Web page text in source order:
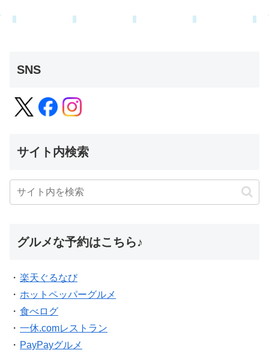
SNS
サイト内検索
グルメな予約はこちら♪
・ 楽天ぐるなび
・ ホットペッパーグルメ
・ 食べログ
・ 一休.comレストラン
・ PayPayグルメ